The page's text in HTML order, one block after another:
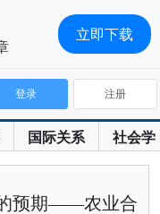
国际关系 社会学
登录 注册
预期——农业合
立即下载